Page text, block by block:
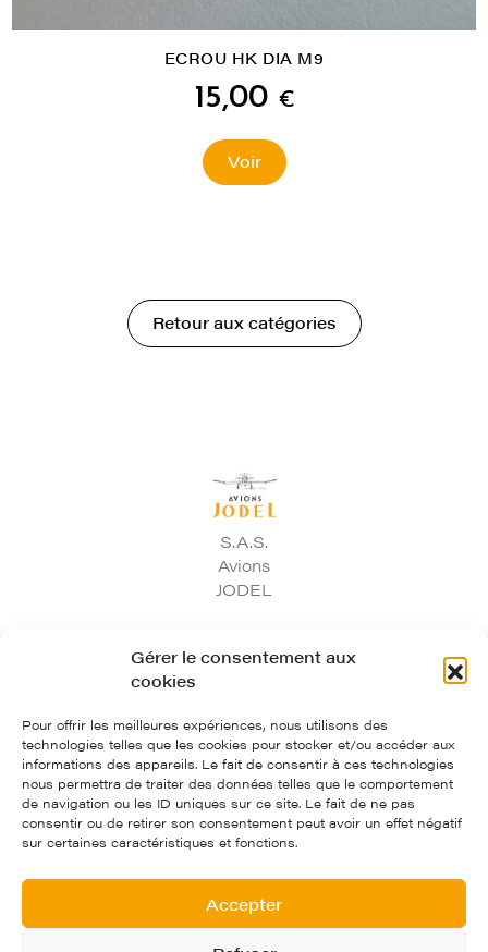
Gérer le consentement aux
cookies
Pour offrir les meilleures expériences, nous utilisons des
technologies telles que les cookies pour stocker et/ou accéder aux
informations des appareils. Le fait de consentir à ces technologies
nous permettra de traiter des données telles que le comportement
de navigation ou les ID uniques sur ce site. Le fait de ne pas
consentir ou de retirer son consentement peut avoir un effet négatif
sur certaines caractéristiques et fonctions.
Accepter
ECROU HK DIA M9
15,00 €
Voir
Retour aux catégories
S.A.S.
Avions
JODEL
97, route départementale 974 - 21700 Corgoloin
Avions Jodel
Crédits et mentions légales
Politique de confidentialité